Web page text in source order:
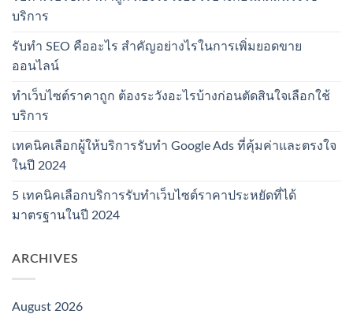
บริการ
รับทำ SEO คืออะไร สำคัญอย่างไรในการเพิ่มยอดขาย
ออนไลน์
ทำเว็บไซต์ราคาถูก ต้องระวังอะไรบ้างก่อนตัดสินใจเลือกใช้
บริการ
เทคนิคเลือกผู้ให้บริการรับทำ Google Ads ที่คุ้มค่าและตรงใจ
ในปี 2024
5 เทคนิคเลือกบริการรับทำเว็บไซต์ราคาประหยัดที่ได้
มาตรฐานในปี 2024
ARCHIVES
August 2026